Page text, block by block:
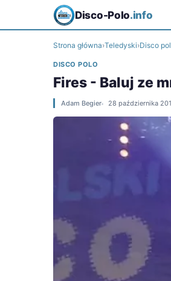
Disco-Polo.info
Strona główna›Teledyski›Disco
DISCO POLO
Fires - Baluj ze
Adam Begier 28 października